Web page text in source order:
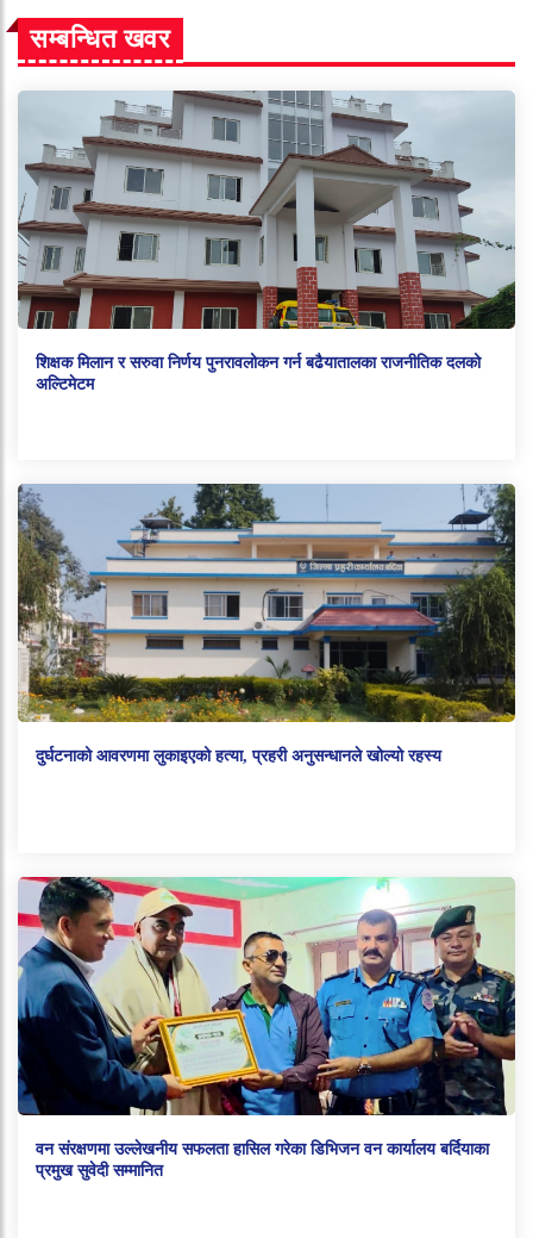
सम्बन्धित खवर
शिक्षक मिलान र सरुवा निर्णय पुनरावलोकन गर्न बढैयातालका राजनीतिक दलको
अल्टिमेटम
दुर्घटनाको आवरणमा लुकाइएको हत्या, प्रहरी अनुसन्धानले खोल्यो रहस्य
वन संरक्षणमा उल्लेखनीय सफलता हासिल गरेका डिभिजन वन कार्यालय बर्दियाका
प्रमुख सुवेदी सम्मानित